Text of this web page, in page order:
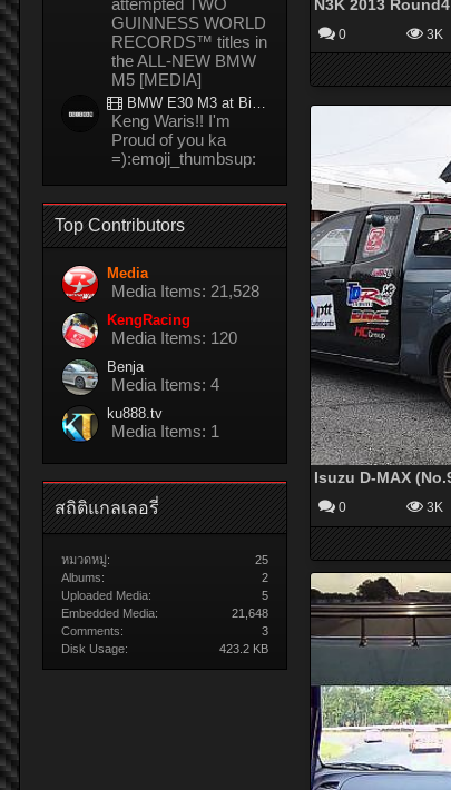
0 3K
0 3K
attempted TWO
GUINNESS WORLD
RECORDS™ titles in
the ALL-NEW BMW
M5 [MEDIA]
BMW E30 M3 at Bira circuit Thailand in 02/2008
Keng Waris!! I'm
Proud of you ka
=):emoji_thumbsup:
Top Contributors
Media
Media Items: 21,528
KengRacing
Media Items: 120
Benja
Media Items: 4
ku888.tv
Media Items: 1
สถิติแกลเลอรี่
หมวดหมู่:
25
Albums:
2
Uploaded Media:
5
Embedded Media:
21,648
Comments:
3
Disk Usage:
423.2 KB